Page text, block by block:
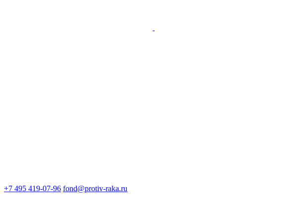
+7 495 419-07-96 fond@protiv-raka.ru